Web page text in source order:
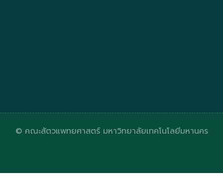
© คณะสัตวแพทยศาสตร์ มหาวิทยาลัยเทคโนโลยีมหานคร